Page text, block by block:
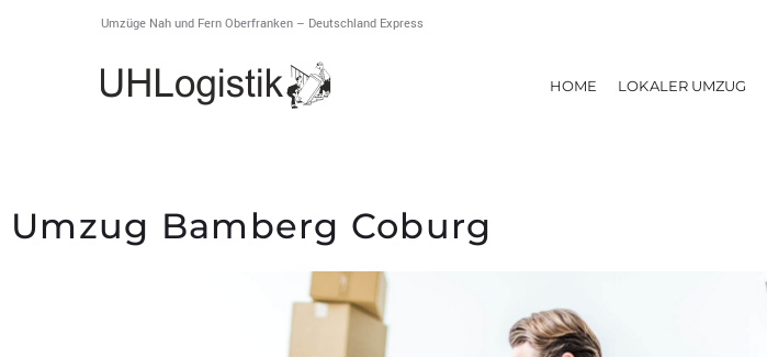
Umzüge Nah und Fern Oberfranken – Deutschland Express
HOME LOKALER UMZUG
Umzug Bamberg Coburg